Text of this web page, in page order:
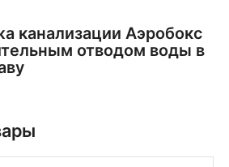
канализации Аэробокс
отводом воды в